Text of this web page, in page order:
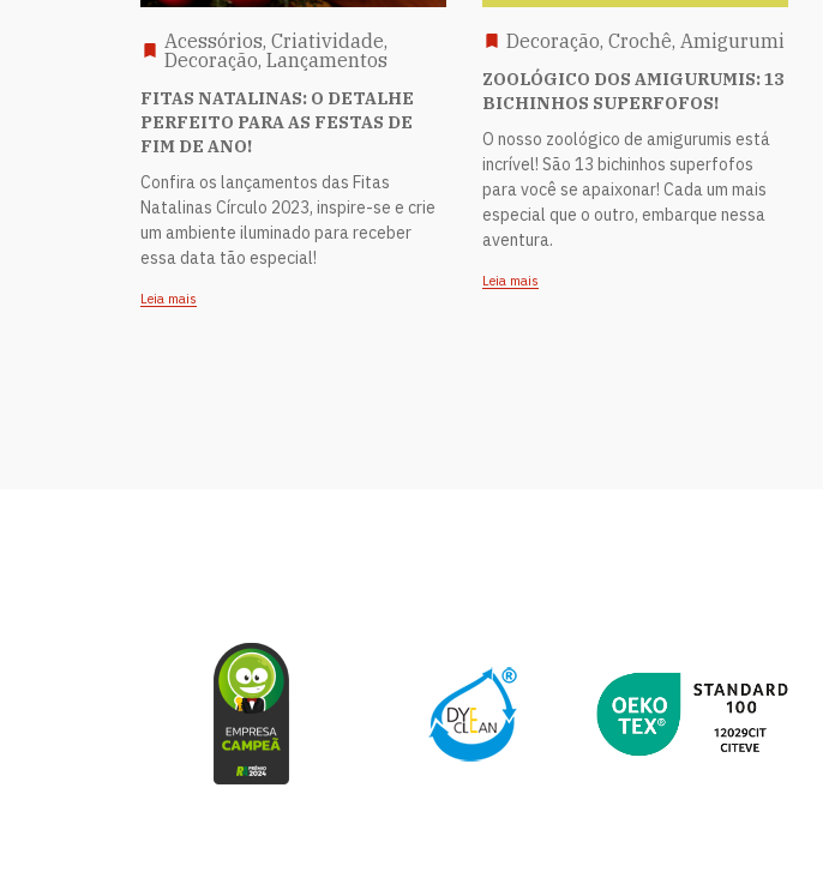
Acessórios, Criatividade,
Decoração, Lançamentos
FITAS NATALINAS: O DETALHE
PERFEITO PARA AS FESTAS DE
FIM DE ANO!
Confira os lançamentos das Fitas
Natalinas Círculo 2023, inspire-se e crie
um ambiente iluminado para receber
essa data tão especial!
Leia mais
Decoração, Crochê, Amigurumi
ZOOLÓGICO DOS AMIGURUMIS: 13
BICHINHOS SUPERFOFOS!
O nosso zoológico de amigurumis está
incrível! São 13 bichinhos superfofos
para você se apaixonar! Cada um mais
especial que o outro, embarque nessa
aventura.
Leia mais